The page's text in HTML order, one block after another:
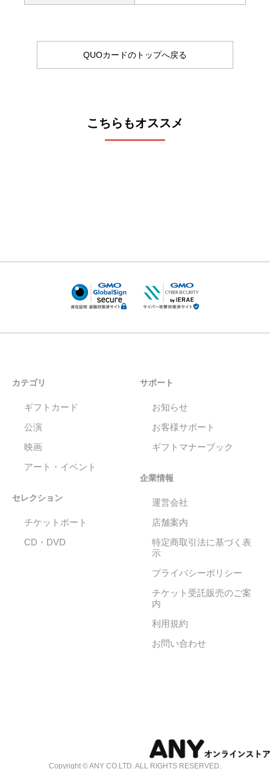
QUOカードのトップへ戻る
こちらもオススメ
カテゴリ
ギフトカード
公演
映画
アート・イベント
セレクション
チケットポート
CD・DVD
サポート
お知らせ
お客様サポート
ギフトマナーブック
企業情報
運営会社
店舗案内
特定商取引法に基づく表
示
プライバシーポリシー
チケット受託販売のご案
内
利用規約
お問い合わせ
Copyright © ANY CO.LTD. ALL RIGHTS RESERVED.